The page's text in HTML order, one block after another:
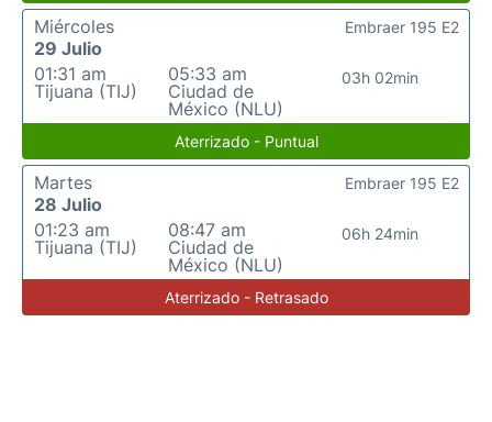
Miércoles
29 Julio
01:31 am
Tijuana (TIJ)
05:33 am
Ciudad de
México (NLU)
03h 02min
Embraer 195 E2
Aterrizado - Puntual
Martes
28 Julio
01:23 am
Tijuana (TIJ)
08:47 am
Ciudad de
México (NLU)
06h 24min
Embraer 195 E2
Aterrizado - Retrasado